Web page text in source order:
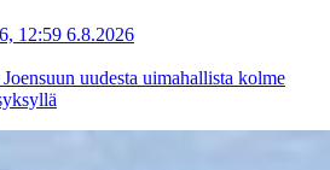
12:59 6.8.2026
uudesta uimahallista kolme